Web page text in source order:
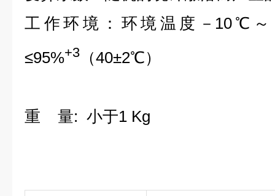
工作环境：环境温度－10℃
≤95%+3 （40±2℃）
重 量: 小于1 Kg